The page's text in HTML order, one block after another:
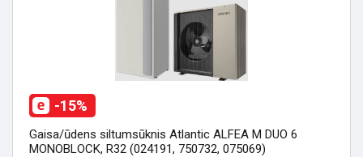
Gaisa/ūdens siltumsūknis Atlantic ALFEA M DUO 6
MONOBLOCK, R32 (024191, 750732, 075069)
-15%